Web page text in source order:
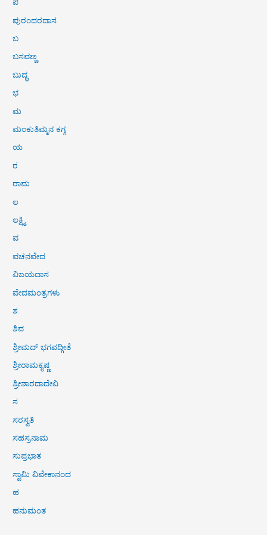
ಪುರಂದರದಾಸ
ಬ
ಬಸವಣ್ಣ
ಬುದ್ಧ
ಭ
ಮ
ಮಂಕುತಿಮ್ಮನ ಕಗ್ಗ
ಯ
ರ
ರಾಮ
ಲ
ಲಕ್ಷ್ಮಿ
ವ
ವಚನವೇದ
ವಿಜಯದಾಸ
ವೇದಮಂತ್ರಗಳು
ಶ
ಶಿವ
ಶ್ರೀಮದ್ ಭಗವದ್ಗೀತೆ
ಶ್ರೀರಾಮಕೃಷ್ಣ
ಶ್ರೀಶಾರದಾದೇವಿ
ಸ
ಸರಸ್ವತಿ
ಸಹಸ್ರನಾಮ
ಸುಪ್ರಭಾತ
ಸ್ವಾಮಿ ವಿವೇಕಾನಂದ
ಹ
ಹನುಮಂತ